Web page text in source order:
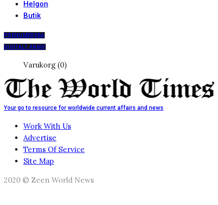
Helgon
Butik
PRENUMERERA
DIGITALT ARKIV
Varukorg (0)
Your go to resource for worldwide current affairs and news
Work With Us
Advertise
Terms Of Service
Site Map
2020 © Zeen World News